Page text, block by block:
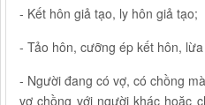
- Kết hôn giả tạo, ly hôn giả tạo;
- Tảo hôn, cưỡng ép kết hôn,
- Người đang có vợ, có chồng
vợ chồng với người khác hoặc